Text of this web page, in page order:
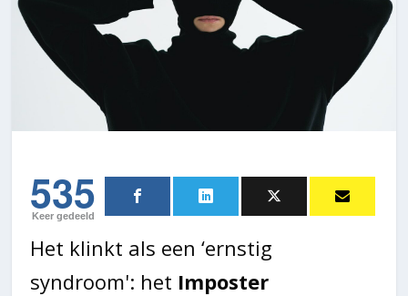
535
Keer gedeeld
Het klinkt als een ‘ernstig
syndroom': het Imposter